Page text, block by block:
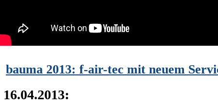
bauma 2013: f-air-tec mit neuem
16.04.2013: